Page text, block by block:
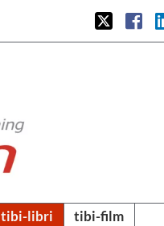
tibi-libri tibi-film